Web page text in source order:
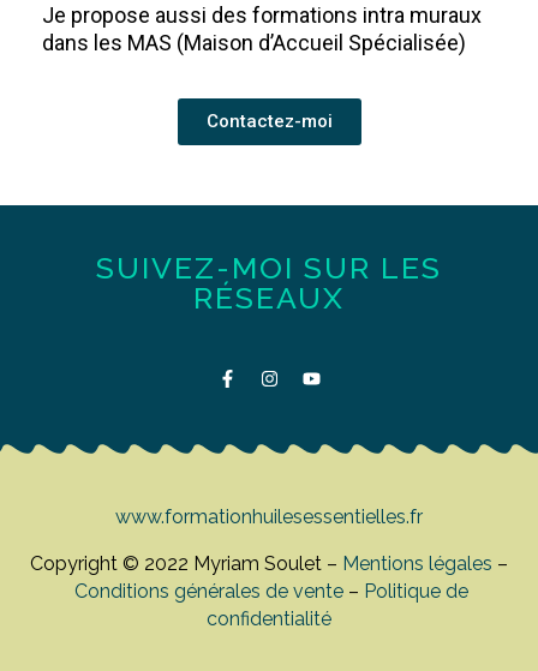
Je propose aussi des formations intra muraux
dans les MAS (Maison d’Accueil Spécialisée)
Contactez-moi
SUIVEZ-MOI SUR LES
RÉSEAUX
www.formationhuilesessentielles.fr
Copyright © 2022 Myriam Soulet – Mentions légales –
Conditions générales de vente – Politique de
confidentialité